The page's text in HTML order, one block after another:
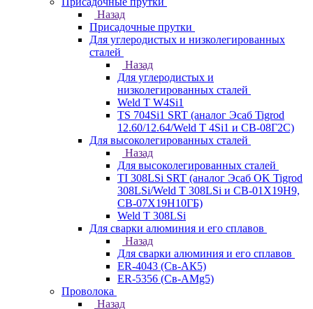
Назад
Присадочные прутки
Для углеродистых и низколегированных
сталей
Назад
Для углеродистых и
низколегированных сталей
Weld T W4Si1
TS 704Si1 SRT (аналог Эсаб Tigrod
12.60/12.64/Weld T 4Si1 и СВ-08Г2С)
Для высоколегированных сталей
Назад
Для высоколегированных сталей
TI 308LSi SRT (аналог Эсаб OK Tigrod
308LSi/Weld T 308LSi и СВ-01Х19Н9,
СВ-07Х19Н10ГБ)
Weld T 308LSi
Для сварки алюминия и его сплавов
Назад
Для сварки алюминия и его сплавов
ER-4043 (Св-АК5)
ER-5356 (Св-АМg5)
Проволока
Назад